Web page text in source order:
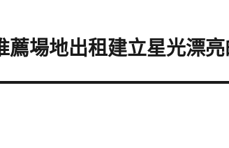
薦場地出租建立星光漂